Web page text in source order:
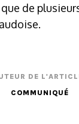
de
DE
COMMUNIQUÉ